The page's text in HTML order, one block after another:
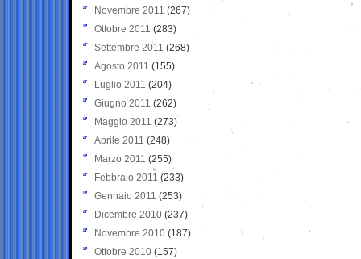
Novembre 2011 (267)
Ottobre 2011 (283)
Settembre 2011 (268)
Agosto 2011 (155)
Luglio 2011 (204)
Giugno 2011 (262)
Maggio 2011 (273)
Aprile 2011 (248)
Marzo 2011 (255)
Febbraio 2011 (233)
Gennaio 2011 (253)
Dicembre 2010 (237)
Novembre 2010 (187)
Ottobre 2010 (157)